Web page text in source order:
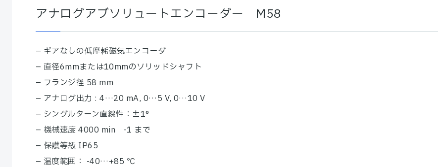
アナログアブソリュートエンコーダー M58
– ギアなしの低摩耗磁気エンコーダ
– 直径6mmまたは10mmのソリッドシャフト
– フランジ径 58 mm
– アナログ出力 : 4…20 mA, 0…5 V, 0…10 V
– シングルターン直線性：±1°
– 機械速度 4000 min -1 まで
– 保護等級 IP65
– 温度範囲： -40…+85 ℃